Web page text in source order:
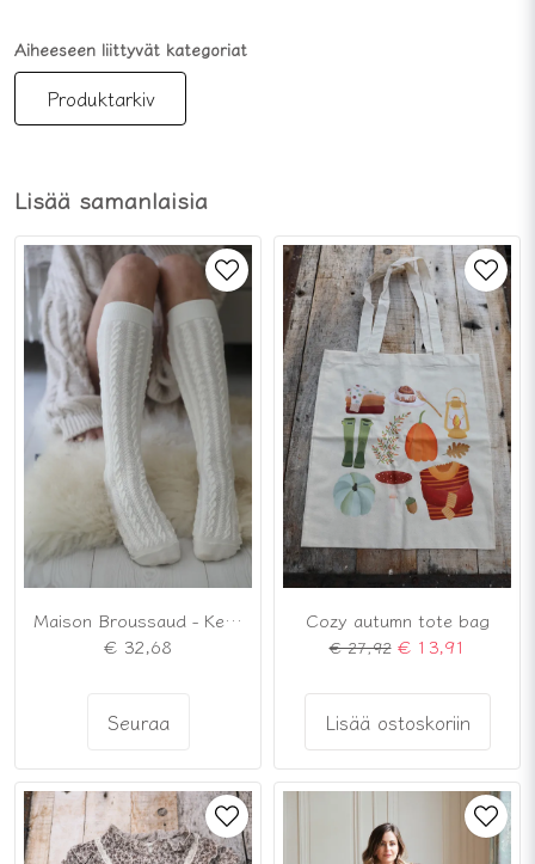
Lisää samanlaisia
Maison Broussaud - Kermanvalkoiset villasekoitteiset polvisukat, kermanvalkoinen
€ 32,68
Seuraa
Cozy autumn tote bag
€ 27,92 € 13,91
Lisää ostoskoriin
Aiheeseen liittyvät kategoriat
Produktarkiv